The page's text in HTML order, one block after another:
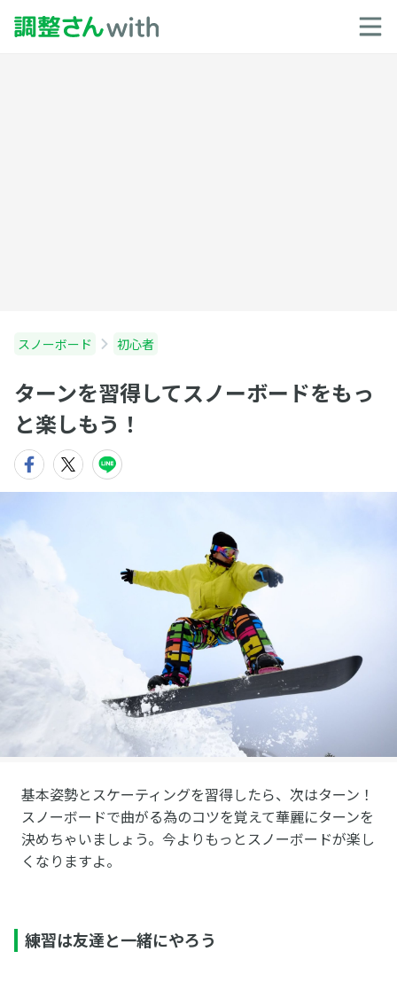
スノーボード 初心者
ターンを習得してスノーボードをもっ
と楽しもう！
基本姿勢とスケーティングを習得したら、次はターン！
スノーボードで曲がる為のコツを覚えて華麗にターンを
決めちゃいましょう。今よりもっとスノーボードが楽し
くなりますよ。
練習は友達と一緒にやろう